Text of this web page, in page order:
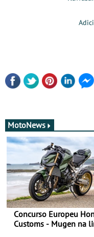
MotoNews
Concurso Europeu
Customs - Mugen na